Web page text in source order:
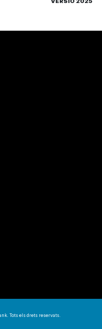
Tots els drets reservats.